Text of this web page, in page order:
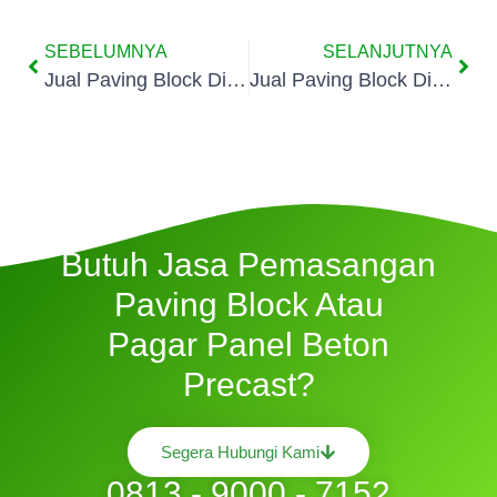
SEBELUMNYA
Jual Paving Block Di Jatiasih
SELANJUTNYA
Jual Paving Block Di Medan Satria
Butuh Jasa Pemasangan
Paving Block Atau
Pagar Panel Beton
Precast?
Segera Hubungi Kami